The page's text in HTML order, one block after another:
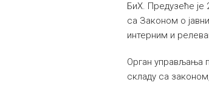
БиХ. Предузеће је
са Законом о
интерним и
Орган управљања
складу са